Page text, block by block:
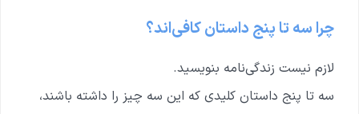
چرا سه تا پنج داستان کافی‌اند؟
لازم نیست زندگی‌نامه بنویسید.
سه تا پنج داستان کلیدی که این سه چیز را داشته باشند،